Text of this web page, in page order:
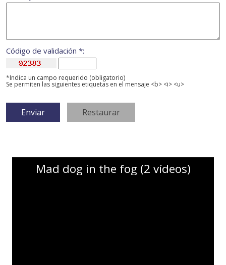
Código de validación *:
*Indica un campo requerido (obligatorio)
Se permiten las siguientes etiquetas en el mensaje <b> <i> <u>
Mad dog in the fog (2 vídeos)